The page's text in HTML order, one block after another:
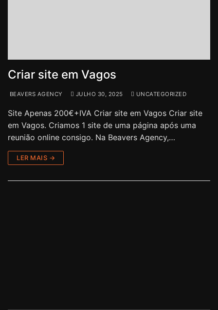
Criar site em Vagos
BEAVERS AGENCY JULHO 30, 2025 UNCATEGORIZED
Site Apenas 200€+IVA Criar site em Vagos Criar site
em Vagos. Criamos 1 site de uma página após uma
reunião online consigo. Na Beavers Agency,…
LER MAIS →